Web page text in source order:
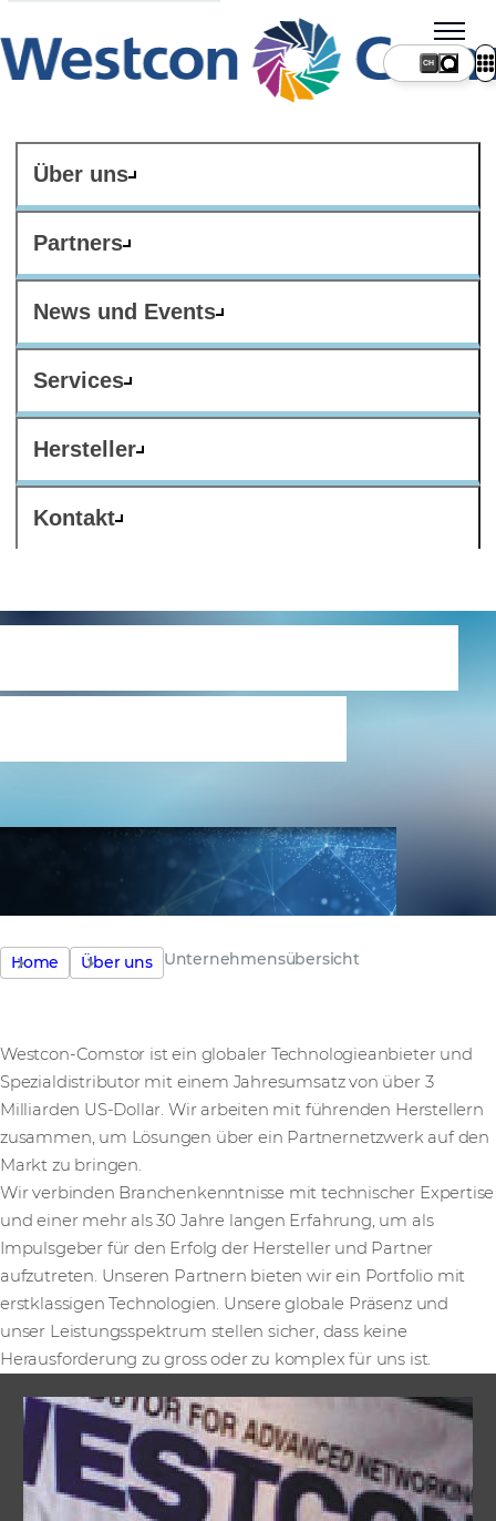
Über uns
Partners
News und Events
Services
Hersteller
Kontakt
CH
Home Über uns Unternehmensübersicht
Westcon-Comstor ist ein globaler Technologieanbieter und
Spezialdistributor mit einem Jahresumsatz von über 3
Milliarden US-Dollar. Wir arbeiten mit führenden Herstellern
zusammen, um Lösungen über ein Partnernetzwerk auf den
Markt zu bringen.
Wir verbinden Branchenkenntnisse mit technischer Expertise
und einer mehr als 30 Jahre langen Erfahrung, um als
Impulsgeber für den Erfolg der Hersteller und Partner
aufzutreten. Unseren Partnern bieten wir ein Portfolio mit
erstklassigen Technologien. Unsere globale Präsenz und
unser Leistungsspektrum stellen sicher, dass keine
Herausforderung zu gross oder zu komplex für uns ist.